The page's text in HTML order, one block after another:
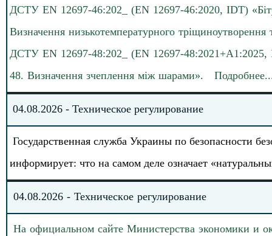
ДСТУ EN 12697-46:202_ (EN 12697-46:2020, IDT)
Визначення низькотемпературного
ДСТУ EN 12697-48:202_ (EN 12697-48:2021+A1:2025,
48. Визначення зчеплення між шарами».
Подробнее..
04.08.2026 - Техническое регулирование
Государственная служба Украины по безопасности
информирует: что на самом деле означает
04.08.2026 - Техническое регулирование
На официальном сайте Министерства экономики и